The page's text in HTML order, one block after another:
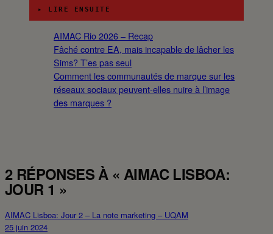
▸ LIRE ENSUITE
AIMAC Rio 2026 – Recap
Fâché contre EA, mais incapable de lâcher les
Sims? T’es pas seul
Comment les communautés de marque sur les
réseaux sociaux peuvent-elles nuire à l’image
des marques ?
2 RÉPONSES À « AIMAC LISBOA:
JOUR 1 »
AIMAC Lisboa: Jour 2 – La note marketing – UQAM
25 juin 2024